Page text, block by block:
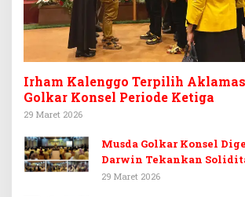
Irham Kalenggo Terpilih
Golkar Konsel Periode Ketiga
29 Maret 2026
Musda Golkar Konsel
Darwin Tekankan
Target 14 Kursi DPRD
29 Maret 2026